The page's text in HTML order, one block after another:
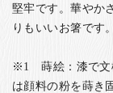
堅牢です。華やか
りもいいお箸です。
※1 蒔絵：漆で文
は顔料の粉を蒔き